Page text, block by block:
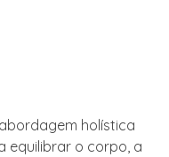
holística
equilibrar o corpo, a